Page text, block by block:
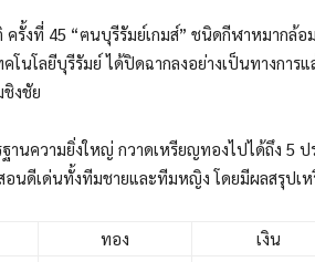
รั้งที่ 45 “ฅนบุรีรัมย์เกมส์” ชนิดกีฬาหมากล้อ
นโลยีบุรีรัมย์ ได้ปิดฉากลงอย่างเป็นทางการ
ชิงชัย
านความยิ่งใหญ่ กวาดเหรียญทองไปได้ถึง 5
นดีเด่นทั้งทีมชายและทีมหญิง โดยมีผลสรุปเห
ทอง เงิน